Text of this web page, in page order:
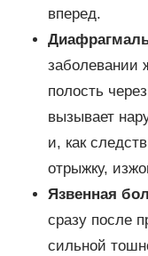
вперед.
заболевании
полость
вызывает
и, как
отрыжку,
Язвенная
сразу после
сильной